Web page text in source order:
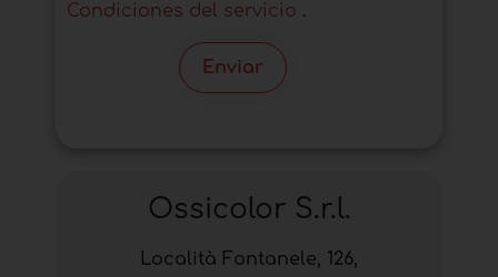
Condiciones del servicio .
Enviar
Ossicolor S.r.l.
Località Fontanele, 126,